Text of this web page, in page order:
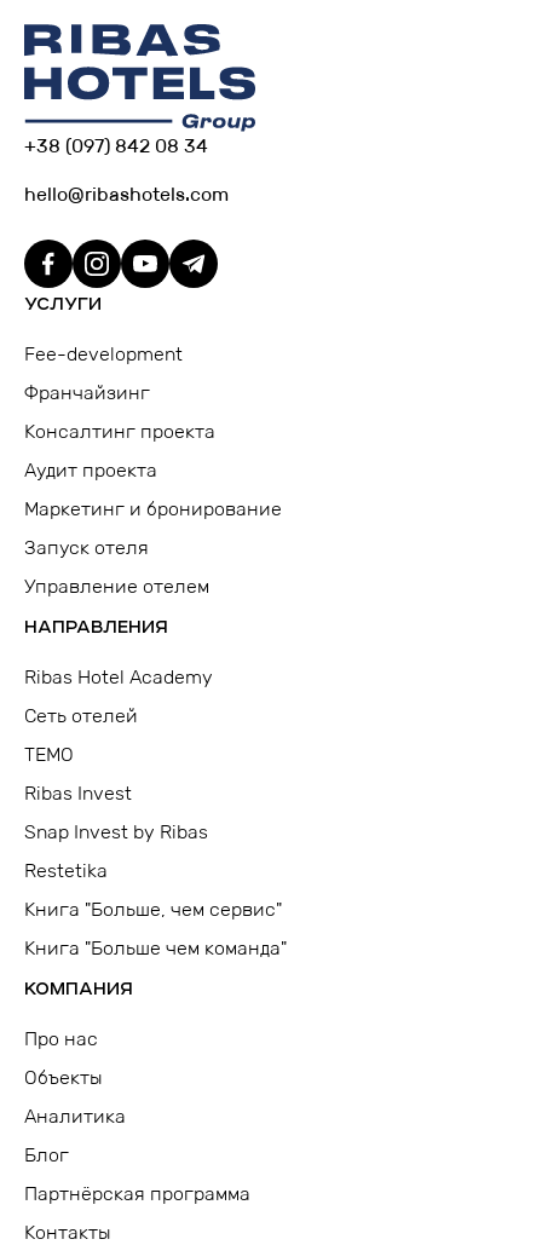
УСЛУГИ
Fee-development
Франчайзинг
Консалтинг проекта
Аудит проекта
Маркетинг и бронирование
Запуск отеля
Управление отелем
НАПРАВЛЕНИЯ
Ribas Hotel Academy
Сеть отелей
TEMO
Ribas Invest
Snap Invest by Ribas
Restetika
Книга "Больше, чем сервис"
Книга "Больше чем команда"
КОМПАНИЯ
Про нас
Объекты
Аналитика
Блог
Партнёрская программа
Контакты
+38 (097) 842 08 34
hello@ribashotels.com